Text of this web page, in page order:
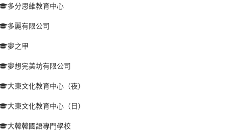
多分思維教育中心
多麗有限公司
夢之甲
夢想完美坊有限公司
大東文化教育中心（夜）
大東文化教育中心（日）
大韓韓國語專門學校